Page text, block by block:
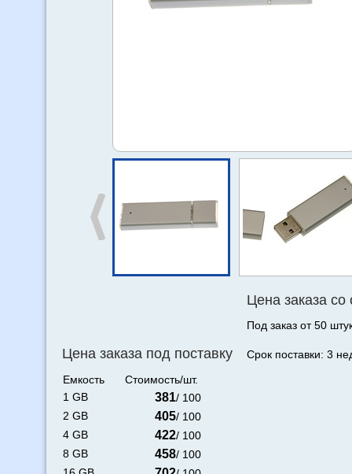
Цена заказа под поставку
Емкость
Стоимость/шт.
1 GB
381/ 100
2 GB
405/ 100
4 GB
422/ 100
8 GB
458/ 100
Цена заказа со
Под заказ от 50
Срок поставки: 3